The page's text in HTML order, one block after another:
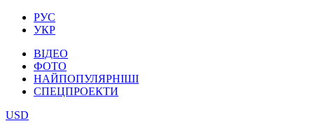
РУС
УКР
ВІДЕО
ФОТО
НАЙПОПУЛЯРНІШІ
СПЕЦПРОЕКТИ
USD